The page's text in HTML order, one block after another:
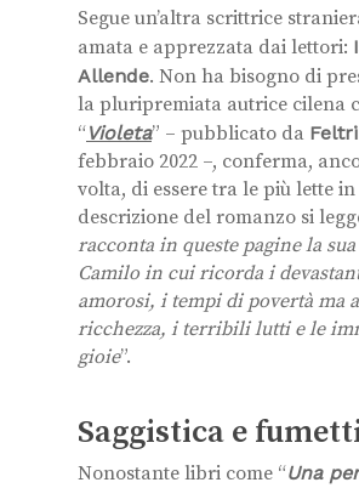
Segue un’altra scrittrice
amata e apprezzata dai lettori:
Allende. Non ha bisogno di
la pluripremiata autrice cilena
“Violeta” – pubblicato da
febbraio 2022 –, conferma,
volta, di essere tra le più lette
descrizione del romanzo si
racconta in queste pagine la
Camilo in cui ricorda i
amorosi, i tempi di povertà ma
ricchezza, i terribili lutti e le
gioie”.
Saggistica e
Nonostante libri come “Una